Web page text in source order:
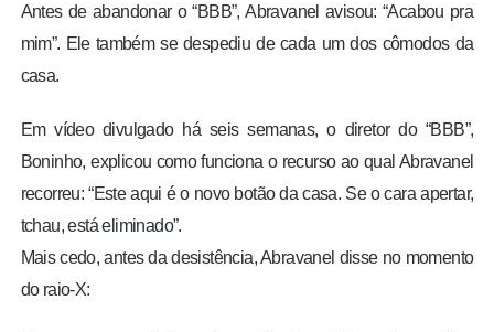
Antes de abandonar o “BBB”, Abravanel avisou: “Acabou pra
mim”. Ele também se despediu de cada um dos cômodos da
casa.
Em vídeo divulgado há seis semanas, o diretor do “BBB”,
Boninho, explicou como funciona o recurso ao qual Abravanel
recorreu: “Este aqui é o novo botão da casa. Se o cara apertar,
tchau, está eliminado”.
Mais cedo, antes da desistência, Abravanel disse no momento
do raio-X: